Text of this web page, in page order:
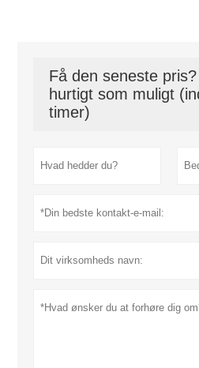
Få den seneste
hurtigt som muligt
timer)